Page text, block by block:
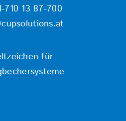
710 13 87-700
für